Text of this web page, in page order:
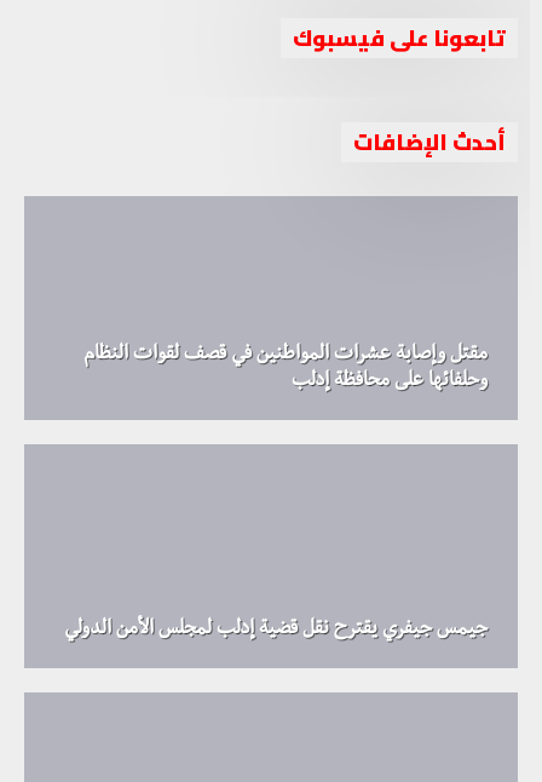
تابعونا على فيسبوك
أحدث الإضافات
مقتل وإصابة عشرات المواطنين في قصف لقوات النظام
وحلفائها على محافظة إدلب
جيمس جيفري يقترح نقل قضية إدلب لمجلس الأمن الدولي